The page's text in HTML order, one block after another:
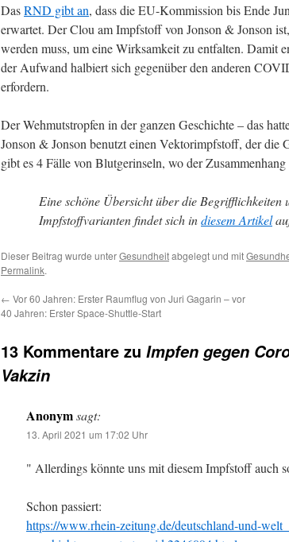
DasRND gibt an, dass die EU-Kommission bis Ende
erwartet. Der Clou am Impfstoff von Jonson & Jonson
werden muss, um eine Wirksamkeit zu entfalten. Damit
der Aufwand halbiert sich gegenüber den anderen
erfordern.
Der Wehmutstropfen in der ganzen Geschichte – das
Jonson & Jonson benutzt einen Vektorimpfstoff, der die
gibt es 4 Fälle von Blutgerinseln, wo der
Eine schöne Übersicht über die Begrifflichkeiten
Impfstoffvarianten findet sich indiesem Artikel
Dieser Beitrag wurde unterGesundheitabgelegt und mit
Permalink.
← Vor 60 Jahren: Erster Raumflug von Juri Gagarin – vor
40 Jahren: Erster Space-Shuttle-Start
13 Kommentare zu Impfen gegen
Vakzin
Anonymsagt:
13. April 2021 um 17:02 Uhr
" Allerdings könnte uns mit diesem Impfstoff auch
Schon passiert:
https://www.rhein-zeitung.de/deutschland-und-